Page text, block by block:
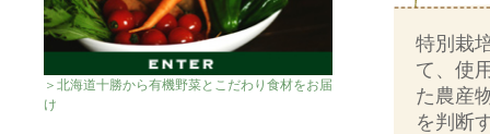
＞北海道十勝から有機野菜とこだわり食材をお届
け
特別栽
て、使
た農産
を判断